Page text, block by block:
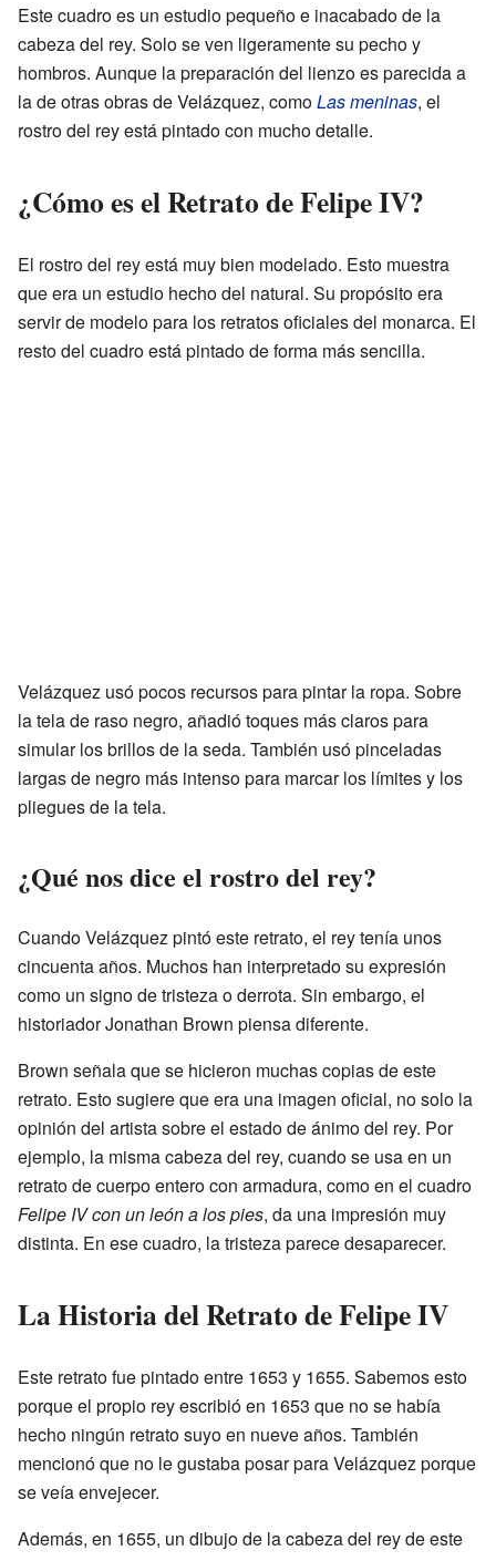
Este cuadro es un estudio pequeño e inacabado de la
cabeza del rey. Solo se ven ligeramente su pecho y
hombros. Aunque la preparación del lienzo es parecida a
la de otras obras de Velázquez, comoLas meninas, el
rostro del rey está pintado con mucho detalle.
¿Cómo es el Retrato de Felipe IV?
El rostro del rey está muy bien modelado. Esto muestra
que era un estudio hecho del natural. Su propósito era
servir de modelo para los retratos oficiales del monarca. El
resto del cuadro está pintado de forma más sencilla.
Velázquez usó pocos recursos para pintar la ropa. Sobre
la tela de raso negro, añadió toques más claros para
simular los brillos de la seda. También usó pinceladas
largas de negro más intenso para marcar los límites y los
pliegues de la tela.
¿Qué nos dice el rostro del rey?
Cuando Velázquez pintó este retrato, el rey tenía unos
cincuenta años. Muchos han interpretado su expresión
como un signo de tristeza o derrota. Sin embargo, el
historiador Jonathan Brown piensa diferente.
Brown señala que se hicieron muchas copias de este
retrato. Esto sugiere que era una imagen oficial, no solo la
opinión del artista sobre el estado de ánimo del rey. Por
ejemplo, la misma cabeza del rey, cuando se usa en un
retrato de cuerpo entero con armadura, como en el cuadro
Felipe IV con un león a los pies, da una impresión muy
distinta. En ese cuadro, la tristeza parece desaparecer.
La Historia del Retrato de Felipe IV
Este retrato fue pintado entre 1653 y 1655. Sabemos esto
porque el propio rey escribió en 1653 que no se había
hecho ningún retrato suyo en nueve años. También
mencionó que no le gustaba posar para Velázquez porque
se veía envejecer.
Además, en 1655, un dibujo de la cabeza del rey de este